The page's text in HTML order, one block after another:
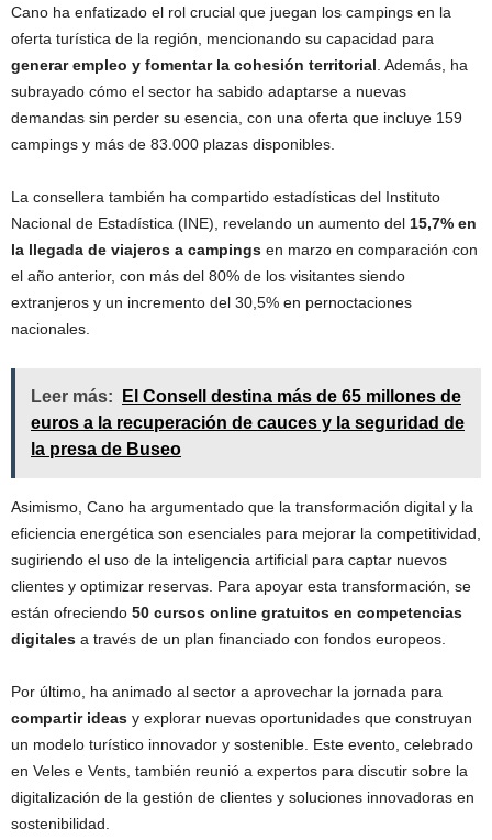
Cano ha enfatizado el rol crucial que juegan los campings en la
oferta turística de la región, mencionando su capacidad para
generar empleo y fomentar la cohesión territorial. Además, ha
subrayado cómo el sector ha sabido adaptarse a nuevas
demandas sin perder su esencia, con una oferta que incluye 159
campings y más de 83.000 plazas disponibles.
La consellera también ha compartido estadísticas del Instituto
Nacional de Estadística (INE), revelando un aumento del 15,7% en
la llegada de viajeros a campings en marzo en comparación con
el año anterior, con más del 80% de los visitantes siendo
extranjeros y un incremento del 30,5% en pernoctaciones
nacionales.
Leer más:
El Consell destina más de 65 millones de
euros a la recuperación de cauces y la seguridad de
la presa de Buseo
Asimismo, Cano ha argumentado que la transformación digital y la
eficiencia energética son esenciales para mejorar la competitividad,
sugiriendo el uso de la inteligencia artificial para captar nuevos
clientes y optimizar reservas. Para apoyar esta transformación, se
están ofreciendo 50 cursos online gratuitos en competencias
digitales a través de un plan financiado con fondos europeos.
Por último, ha animado al sector a aprovechar la jornada para
compartir ideas y explorar nuevas oportunidades que construyan
un modelo turístico innovador y sostenible. Este evento, celebrado
en Veles e Vents, también reunió a expertos para discutir sobre la
digitalización de la gestión de clientes y soluciones innovadoras en
sostenibilidad.